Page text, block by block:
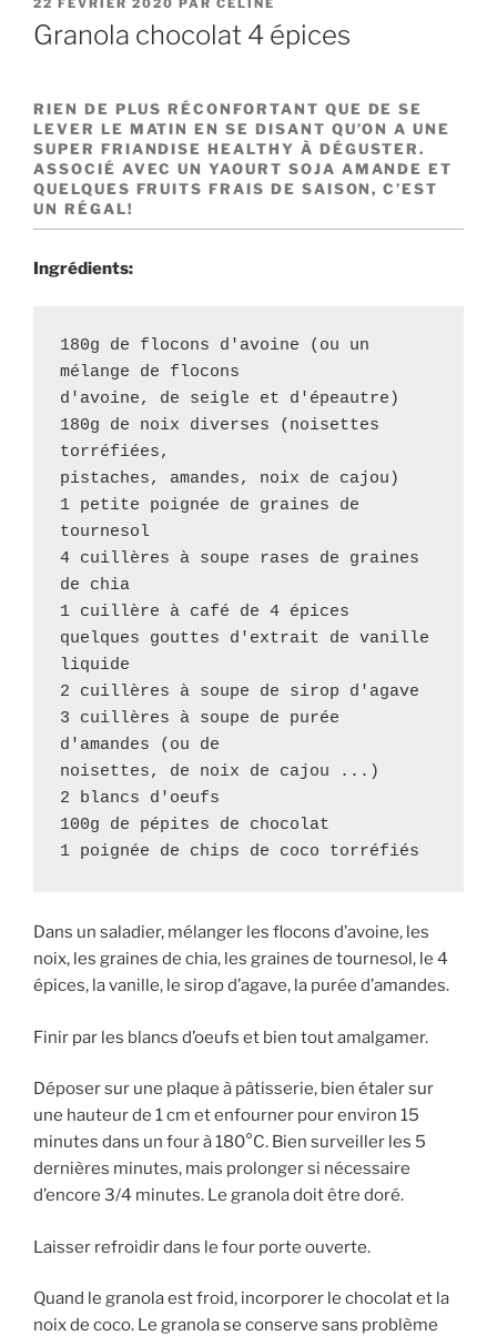
LE
22 FÉVRIER 2020 PAR CÉLINE
Granola chocolat 4 épices
RIEN DE PLUS RÉCONFORTANT QUE DE SE
LEVER LE MATIN EN SE DISANT QU’ON A UNE
SUPER FRIANDISE HEALTHY À DÉGUSTER.
ASSOCIÉ AVEC UN YAOURT SOJA AMANDE ET
QUELQUES FRUITS FRAIS DE SAISON, C’EST
UN RÉGAL!
Ingrédients:
180g de flocons d'avoine (ou un
mélange de flocons
d'avoine, de seigle et d'épeautre)
180g de noix diverses (noisettes
torréfiées,
pistaches, amandes, noix de cajou)
1 petite poignée de graines de
tournesol
4 cuillères à soupe rases de graines
de chia
1 cuillère à café de 4 épices
quelques gouttes d'extrait de vanille
liquide
2 cuillères à soupe de sirop d'agave
3 cuillères à soupe de purée
d'amandes (ou de
noisettes, de noix de cajou ...)
2 blancs d'oeufs
100g de pépites de chocolat
1 poignée de chips de coco torréfiés
Dans un saladier, mélanger les flocons d’avoine, les
noix, les graines de chia, les graines de tournesol, le 4
épices, la vanille, le sirop d’agave, la purée d’amandes.
Finir par les blancs d’oeufs et bien tout amalgamer.
Déposer sur une plaque à pâtisserie, bien étaler sur
une hauteur de 1 cm et enfourner pour environ 15
minutes dans un four à 180°C. Bien surveiller les 5
dernières minutes, mais prolonger si nécessaire
d’encore 3/4 minutes. Le granola doit être doré.
Laisser refroidir dans le four porte ouverte.
Quand le granola est froid, incorporer le chocolat et la
noix de coco. Le granola se conserve sans problème